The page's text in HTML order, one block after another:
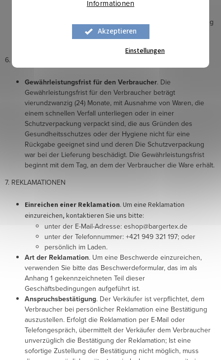
Informationen
Akzeptieren
Einstellungen
einer durch den Spediteur verursachten Beschädigung
der Ware sind in solchen Fällen direkt an den
6. GARANTIE
Gewährleistungsfrist für den Verbraucher. Die
Gewährleistungsfrist für den Verbraucher beträgt
vierundzwanzig (24) Monate, mit Ausnahme von Waren, die
einem schnellen Verfall unterliegen oder in einer
Schutzverpackung verpackt sind, die aus Gründen des
Gesundheitsschutzes oder der Hygiene nicht für eine
Rückgabe geeignet sind und deren Die Schutzverpackung
war bei der Lieferung beschädigt. Die Gewährleistungsfrist
beginnt mit dem Tag, an dem der Verbraucher die Ware erhält.
7. REKLAMATIONEN
Einreichen einer Reklamation. Um eine Reklamation
einzureichen, kontaktieren Sie uns bitte:
unter der E-Mail-Adresse: eshop@bargertex.de
unter der Telefonnummer: +421 949 321 197; oder
persönlich im Laden.
Art der Reklamation. Um eine Beschwerde einzureichen,
verwenden Sie bitte das Beschwerdeformular, das im als
Anhang 1 gekennzeichneten Teil dieser
Geschäftsbedingungen aufgeführt ist.
Anspruchsbestätigung. Der Verkäufer ist verpflichtet, dem
Verbraucher bei persönlicher Reklamation eine Bestätigung
auszustellen. Erfolgt die Reklamation per E-Mail oder
Telefongespräch, übermittelt der Verkäufer dem Verbraucher
unverzüglich die Bestätigung der Reklamation; Ist eine
sofortige Zustellung der Bestätigung nicht möglich, muss